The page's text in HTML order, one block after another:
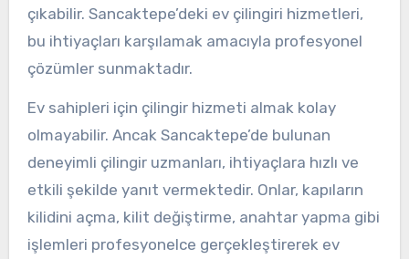
çıkabilir. Sancaktepe’deki ev çilingiri hizmetleri,
bu ihtiyaçları karşılamak amacıyla profesyonel
çözümler sunmaktadır.
Ev sahipleri için çilingir hizmeti almak kolay
olmayabilir. Ancak Sancaktepe’de bulunan
deneyimli çilingir uzmanları, ihtiyaçlara hızlı ve
etkili şekilde yanıt vermektedir. Onlar, kapıların
kilidini açma, kilit değiştirme, anahtar yapma gibi
işlemleri profesyonelce gerçekleştirerek ev